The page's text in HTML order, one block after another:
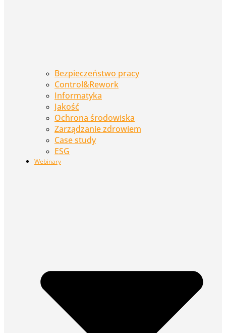
Bezpieczeństwo pracy
Control&Rework
Informatyka
Jakość
Ochrona środowiska
Zarządzanie zdrowiem
Case study
ESG
Webinary